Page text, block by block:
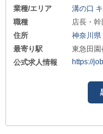
業種/エリア
溝の口
職種
店長・
住所
神奈川県
最寄り駅
東急田
公式求人情報
https://